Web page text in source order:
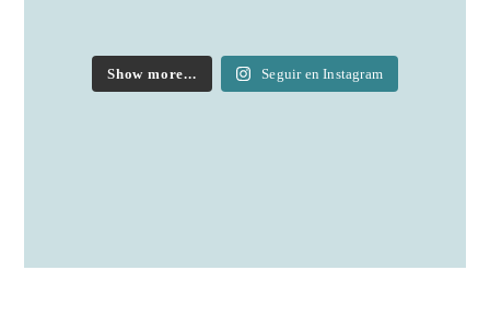
Show more... Seguir en Instagram